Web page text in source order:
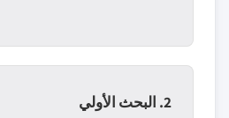
2. البحث الأولي